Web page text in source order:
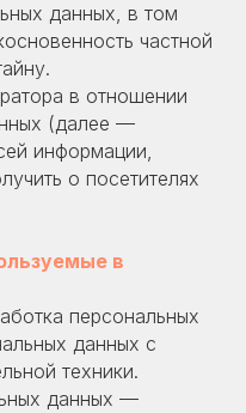
данных, в том
частной
в отношении
(далее —
информации,
о посетителях
в
персональных
данных с
техники.
данных —